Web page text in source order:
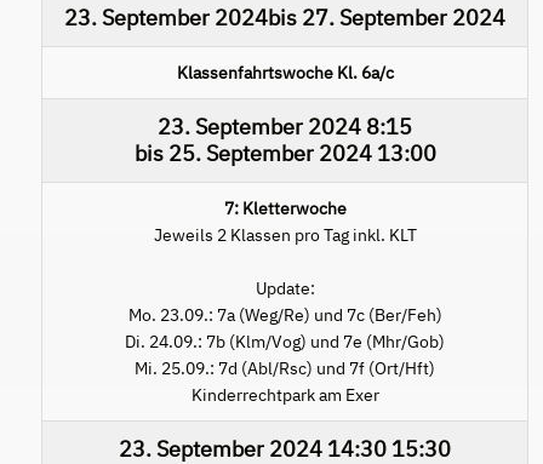
23. September 2024bis 27. September 2024
Klassenfahrtswoche Kl. 6a/c
23. September 2024 8:15
bis 25. September 202413:00
7: Kletterwoche
Jeweils 2 Klassen pro Tag inkl. KLT
Update:
Mo. 23.09.: 7a (Weg/Re) und 7c (Ber/Feh)
Di. 24.09.: 7b (Klm/Vog) und 7e (Mhr/Gob)
Mi. 25.09.: 7d (Abl/Rsc) und 7f (Ort/Hft)
Kinderrechtpark am Exer
23. September 2024 14:30 15:30